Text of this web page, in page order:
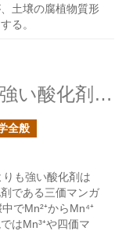
土壌の腐植物質形
る。
土壌中に過酸化水素よりも強い酸化剤はあるか？の続き
全般
も強い酸化剤は
である三価マンガ
でMn²⁺からMn⁴⁺
はMn³⁺や四価マ